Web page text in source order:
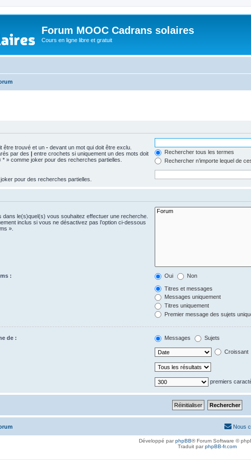
Forum MOOC Cadrans solaires
Cours en ligne libre et gratuit
être trouvé et un - devant un mot qui doit être exclu.
par des | entre crochets si uniquement un des mots doit
» comme joker pour des recherches partielles.
Rechercher tous les termes
Rechercher n’importe lequel de
pour des recherches partielles.
dans le(s)quel(s) vous souhaitez effectuer une recherche.
inclus si vous ne désactivez pas l’option ci-dessous
».
: Oui Non
Titres et messages
Messages uniquement
Titres uniquement
Premier message des sujets
de : Messages Sujets
Croissant
premiers
Nous
Développé parphpBB® Forum Software ©
Traduit parphpBB-fr.com